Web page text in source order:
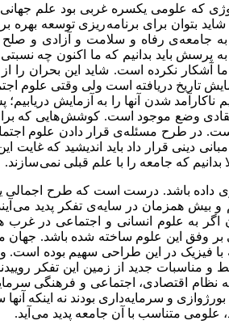
که علومی یکسره غربی بود علم
بتوان برای برنامه ریزی توسعه
جامعه‌ی رفاه و سلامت و آزادی و صلح
پرسش باید بدانیم که ما اکنون چه
آشکار نکرده است. شاید این بحران
تاریخ دریافته است ولی وقتی علوم
ناکارآمد شدن آنها را به آزمایش
وضع موجود است. کوشش هایی که
در طرح مسئله‌ی قرار دادن علوم
مبانی دینی قرار داد باید اندیشید که
که جامعه را با علم قبلی نمی سازند.
داده باشد. درست است که طرح اجمالی
همزمان در سایه‌ی تفکر پدید می
اگر به علوم انسانی و اجتماعی در
بر وفق این علوم ساخته شده باشد.
با فیزیک در این طراحی سهیم بوده
مناسبات جدید از زمین این تفکر
نظام اقتصادی، اجتماعی و فرهنگی
و سرمایه‌داری بودند نه اینکه آنها
متناسب با آن جامعه پدید می آید.